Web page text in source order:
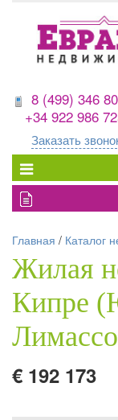
8 (499) 346
+34 922 986
Заказать
Главная / Каталог
Жилая
Кипре
€ 192 173